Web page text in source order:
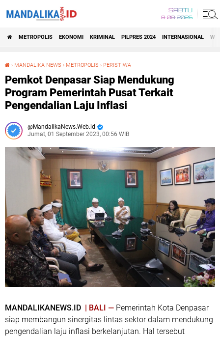
SABTU
8•08•2026
METROPOLIS EKONOMI KRIMINAL PILPRES 2024 INTERNASIONAL
› MANDALIKA NEWS › METROPOLIS › PERISTIWA
Pemkot Denpasar Siap Mendukung
Program Pemerintah Pusat Terkait
Pengendalian Laju Inflasi
MandalikaNews.Web.id
Jumat, 01 September 2023, 00:56 WIB
MANDALIKANEWS.ID | BALI — Pemerintah Kota Denpasar
siap membangun sinergitas lintas sektor dalam mendukung
pengendalian laju inflasi berkelanjutan. Hal tersebut